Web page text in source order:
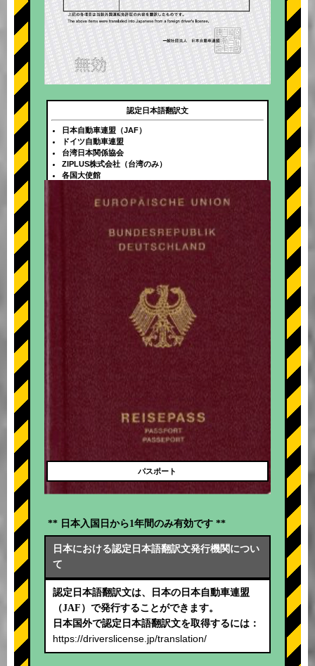
+
認定日本語翻訳文
日本自動車連盟（JAF）
ドイツ自動車連盟
台湾日本関係協会
ZIPLUS株式会社（台湾のみ）
各国大使館
パスポート
** 日本入国日から1年間のみ有効です **
日本における認定日本語翻訳文発行機関につい
て
認定日本語翻訳文は、日本の日本自動車連盟
（JAF）で発行することができます。
日本国外で認定日本語翻訳文を取得するには：
https://driverslicense.jp/translation/